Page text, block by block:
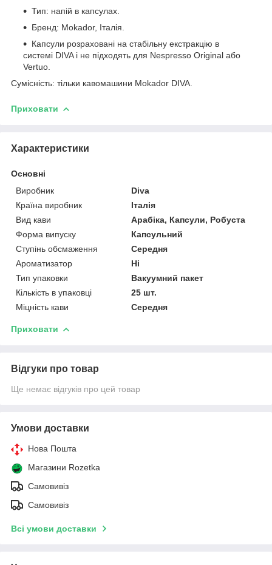
Тип: напій в капсулах.
Бренд: Mokador, Італія.
Капсули розраховані на стабільну екстракцію в
системі DIVA і не підходять для Nespresso Original або
Vertuo.
Сумісність: тільки кавомашини Mokador DIVA.
Приховати
Характеристики
Основні
Виробник
Diva
Країна виробник
Італія
Вид кави
Арабіка, Капсули, Робуста
Форма випуску
Капсульний
Ступінь обсмаження
Середня
Ароматизатор
Ні
Тип упаковки
Вакуумний пакет
Кількість в упаковці
25 шт.
Міцність кави
Середня
Приховати
Відгуки про товар
Ще немає відгуків про цей товар
Умови доставки
Нова Пошта
Магазини Rozetka
Самовивіз
Самовивіз
Всі умови доставки